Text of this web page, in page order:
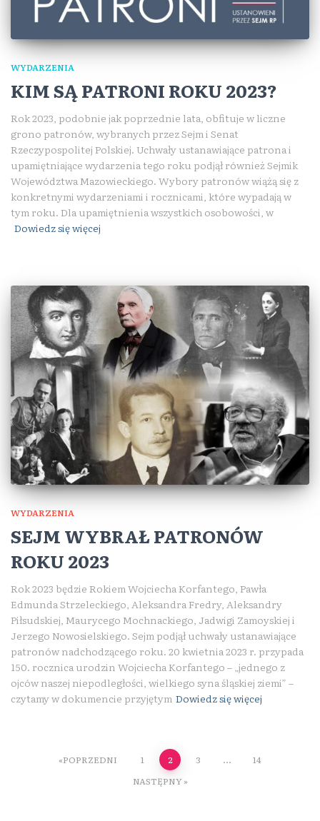
WYDARZENIA
KIM SĄ PATRONI ROKU 2023?
Rok 2023, podobnie jak poprzednie lata, obfituje w liczne
grono patronów, wybranych przez Sejm i Senat
Rzeczypospolitej Polskiej. Uchwały ustanawiające patrona i
upamiętniające wydarzenia tego roku podjął również Sejmik
Województwa Mazowieckiego. Wybory patronów wiążą się z
konkretnymi wydarzeniami i rocznicami, które wypadają w
tym roku. Dla upamiętnienia wszystkich osobowości, w
Dowiedz się więcej
WYDARZENIA
SEJM WYBRAŁ PATRONÓW
ROKU 2023
Rok 2023 będzie Rokiem Wojciecha Korfantego, Pawła
Edmunda Strzeleckiego, Aleksandra Fredry, Aleksandry
Piłsudskiej, Maurycego Mochnackiego, Jadwigi Zamoyskiej i
Jerzego Nowosielskiego. Sejm podjął uchwały ustanawiające
patronów nadchodzącego roku. 20 kwietnia 2023 r. przypada
150. rocznica urodzin Wojciecha Korfantego – „jednego z
ojców naszej niepodległości, wielkiego syna śląskiej ziemi” –
czytamy w dokumencie przyjętym Dowiedz się więcej
Stronicowanie
POPRZEDNI 1 2 3 …
14
NASTĘPNY